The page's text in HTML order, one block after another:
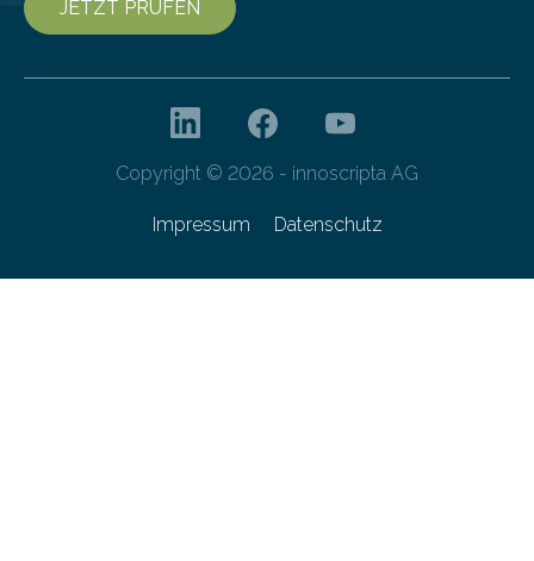
JETZT PRÜFEN
Copyright © 2026 - innoscripta AG
Impressum Datenschutz